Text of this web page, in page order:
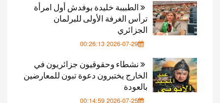
الطبيبة خليدة بوفدش أول امرأة
ترأس الغرفة الأولى للبرلمان
الجزائري
2026-07-29 00:26:13
نشطاء وحقوقيون جزائريون في
الخارج يختبرون دعوة تبون للمعارضين
بالعودة
2026-07-25 00:14:59